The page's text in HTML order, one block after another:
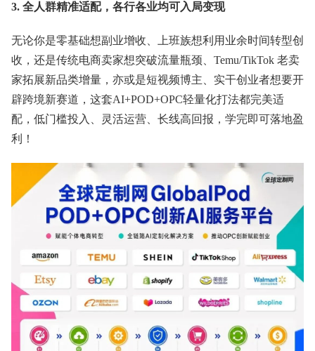
3. 全人群精准适配，各行各业均可入局变现
无论你是零基础想副业增收、上班族想利用业余时间转型创
收，还是传统电商卖家想突破流量瓶颈、Temu/TikTok 老卖
家拓展新品类增量，亦或是短视频博主、实干创业者想要开
辟跨境新赛道，这套AI+POD+OPC轻量化打法都完美适
配，低门槛投入、灵活运营、长线高回报，学完即可落地盈
利！